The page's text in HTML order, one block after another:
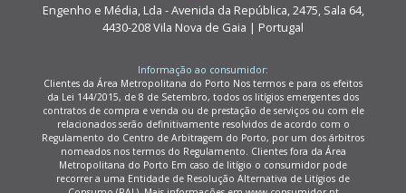
Engenho e Média, Lda - Avenida da República, 2475, Sala 64,
4430-208 Vila Nova de Gaia | Portugal
Informação ao consumidor:
Clientes da Área Metropolitana do Porto Nos termos e para os efeitos
da Lei 144/2015, de 8 de Setembro, todos os litígios emergentes dos
contratos de compra e venda ou de prestação de serviços ou com ele
relacionados serão definitivamente resolvidos de acordo com o
Regulamento do Centro de Arbitragem do Porto, por um dos árbitros
nomeados nos termos do Regulamento. Clientes fora da Área
Metropolitana do Porto Em caso de litígio o consumidor pode
recorrer a uma Entidade de Resolução Alternativa de Litígios de